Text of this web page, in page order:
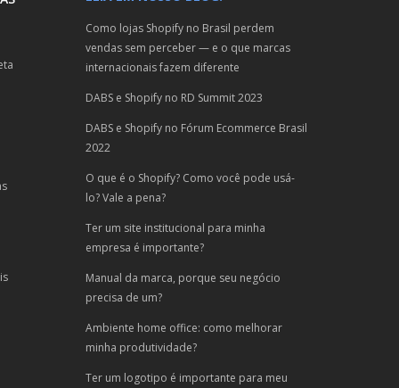
Como lojas Shopify no Brasil perdem
vendas sem perceber — e o que marcas
internacionais fazem diferente
DABS e Shopify no RD Summit 2023
DABS e Shopify no Fórum Ecommerce Brasil
2022
O que é o Shopify? Como você pode usá-
lo? Vale a pena?
Ter um site institucional para minha
empresa é importante?
Manual da marca, porque seu negócio
precisa de um?
Ambiente home office: como melhorar
minha produtividade?
Ter um logotipo é importante para meu